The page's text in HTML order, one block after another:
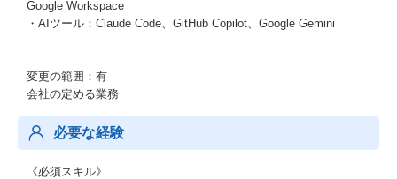
Google Workspace
・AIツール：Claude Code、GitHub Copilot、Google Gemini
変更の範囲：有
会社の定める業務
必要な経験
《必須スキル》